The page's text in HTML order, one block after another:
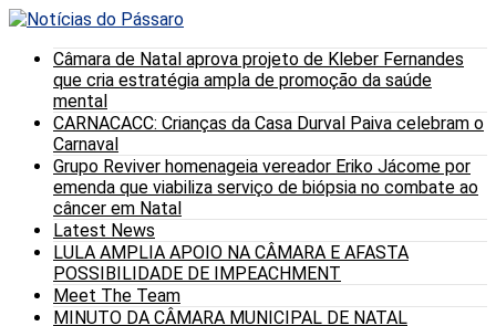
Câmara de Natal aprova projeto de Kleber Fernandes
que cria estratégia ampla de promoção da saúde
mental
CARNACACC: Crianças da Casa Durval Paiva celebram o
Carnaval
Grupo Reviver homenageia vereador Eriko Jácome por
emenda que viabiliza serviço de biópsia no combate ao
câncer em Natal
Latest News
LULA AMPLIA APOIO NA CÂMARA E AFASTA
POSSIBILIDADE DE IMPEACHMENT
Meet The Team
MINUTO DA CÂMARA MUNICIPAL DE NATAL